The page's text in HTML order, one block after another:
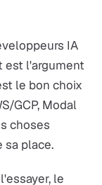
IA
est l'argument
le bon choix
GCP, Modal
choses
sa place.
le